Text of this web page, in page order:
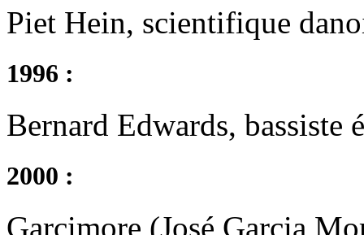
Piet Hein, scientifique
1996 :
Bernard Edwards, bassiste
2000 :
Garcimore (José Garcia